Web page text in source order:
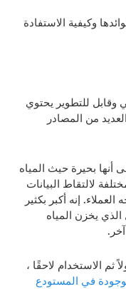
وكيفية الاستفادة
للتطوير يحتوي
من المصادر
أنها بحيرة حيث المياه
لالتقاط البيانات
إنه أكبر بكثير
يخزن المياه
ثم الاستخدام لاحقًا ،
في المستودع